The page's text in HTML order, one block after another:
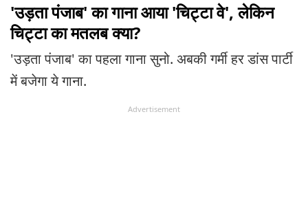
'उड़ता पंजाब' का गाना आया 'चिट्टा वे', लेकिन
चिट्टा का मतलब क्या?
'उड़ता पंजाब' का पहला गाना सुनो. अबकी गर्मी हर डांस पार्टी
में बजेगा ये गाना.
Advertisement